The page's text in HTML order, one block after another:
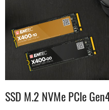
SSD M.2 NVMe PCIe